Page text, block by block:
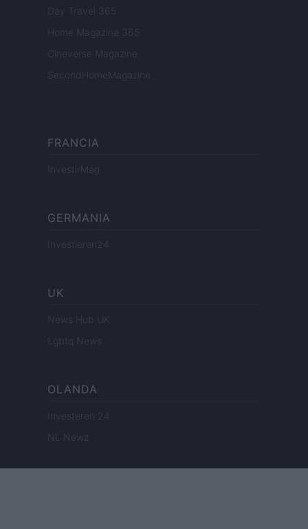
Day Travel 365
Home Magazine 365
Cineverse Magazine
SecondHomeMagazine
FRANCIA
InvestirMag
GERMANIA
Investieren24
UK
News Hub UK
Lgbtq News
OLANDA
Investeren 24
NL Newz